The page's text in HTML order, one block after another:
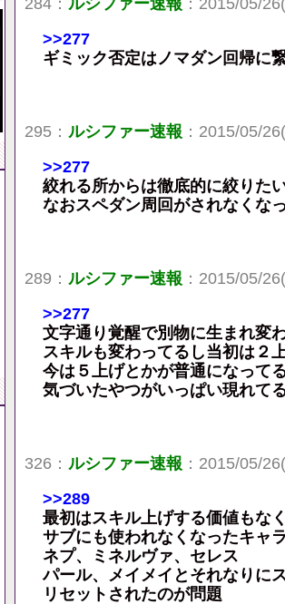
284： ルシファー速報 ：2015/05/
>>277
ギミック否定はノマダン回帰に
295： ルシファー速報 ：2015/05/
>>277
絞れる所からは徹底的に絞りた
なおスペダン周回がされなくな
289： ルシファー速報 ：2015/05/
>>277
文字通り覚醒で別物に生まれ変
スキルも変わってるし当初は２
今は５上げとかが普通になって
気づいたやつがいっぱい現れて
326： ルシファー速報 ：2015/05/
>>289
最初はスキル上げする価値もな
サブにも使われなくなったキャ
ネプ、ミネルヴァ、セレス
パール、メイメイとそれなりに
リセットされたのが問題